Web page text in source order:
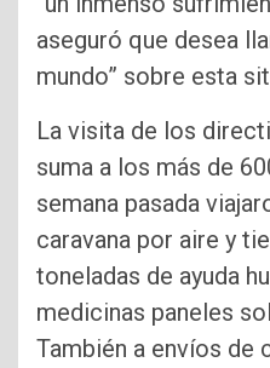
aseguró que desea
mundo” sobre esta
La visita de los
suma a los más de
semana pasada
caravana por aire y
toneladas de ayuda
medicinas paneles
También a envíos de